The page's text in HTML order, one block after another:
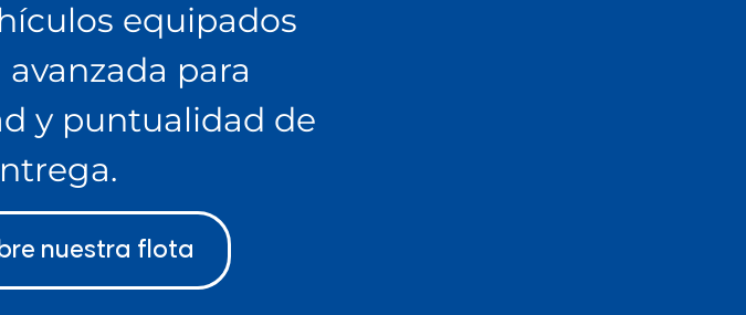
equipados
para
y puntualidad de
nuestra flota